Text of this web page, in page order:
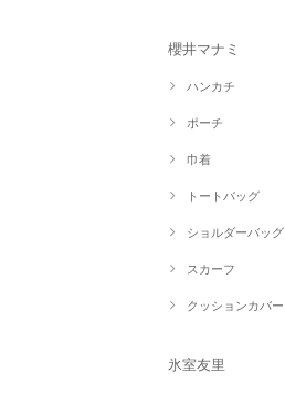
櫻井マナミ
ハンカチ
ポーチ
巾着
トートバッグ
ショルダーバッグ
スカーフ
クッションカバー
氷室友里